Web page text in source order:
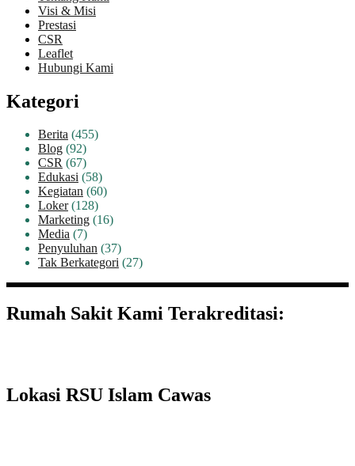
Visi & Misi
Prestasi
CSR
Leaflet
Hubungi Kami
Kategori
Berita (455)
Blog (92)
CSR (67)
Edukasi (58)
Kegiatan (60)
Loker(128)
Marketing (16)
Media (7)
Penyuluhan (37)
Tak Berkategori (27)
Rumah Sakit Kami Terakreditasi:
Lokasi RSU Islam Cawas